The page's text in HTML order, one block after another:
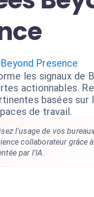
Beyond Presence
les signaux de
actionnables.
basées sur
de travail.
l'usage de vos
collaborateur grâce
par l'IA.